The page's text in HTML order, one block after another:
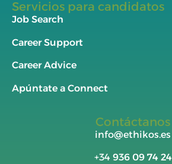
Servicios para candidatos
Job Search
Career Support
Career Advice
Apúntate a Connect
Contáctanos
info@ethikos.es
+34 936 09 74 24